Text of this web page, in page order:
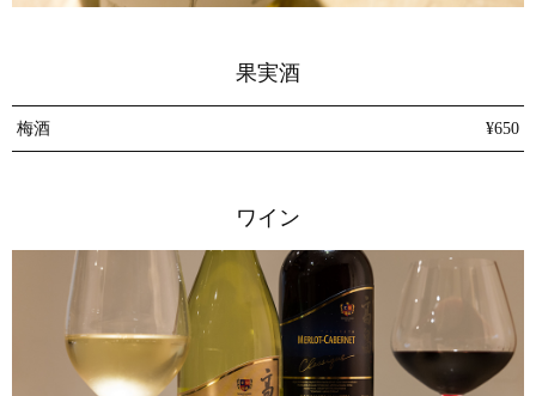
果実酒
梅酒 ¥650
ワイン